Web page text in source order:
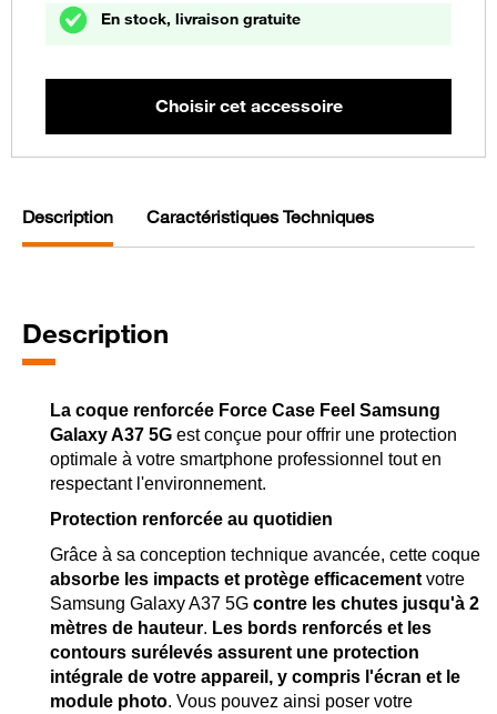
En stock, livraison gratuite
Description Caractéristiques Techniques
Description
La coque renforcée Force Case Feel Samsung
Galaxy A37 5G est conçue pour offrir une protection
optimale à votre smartphone professionnel tout en
respectant l'environnement.
Protection renforcée au quotidien
Grâce à sa conception technique avancée, cette coque
absorbe les impacts et protège efficacement votre
Samsung Galaxy A37 5G contre les chutes jusqu'à 2
mètres de hauteur. Les bords renforcés et les
contours surélevés assurent une protection
intégrale de votre appareil, y compris l'écran et le
module photo. Vous pouvez ainsi poser votre